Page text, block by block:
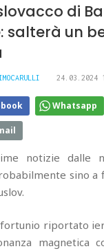
di
salterà un
24.03.2024
Whatsapp
notizie dalle
sino a
riportato
magnetica